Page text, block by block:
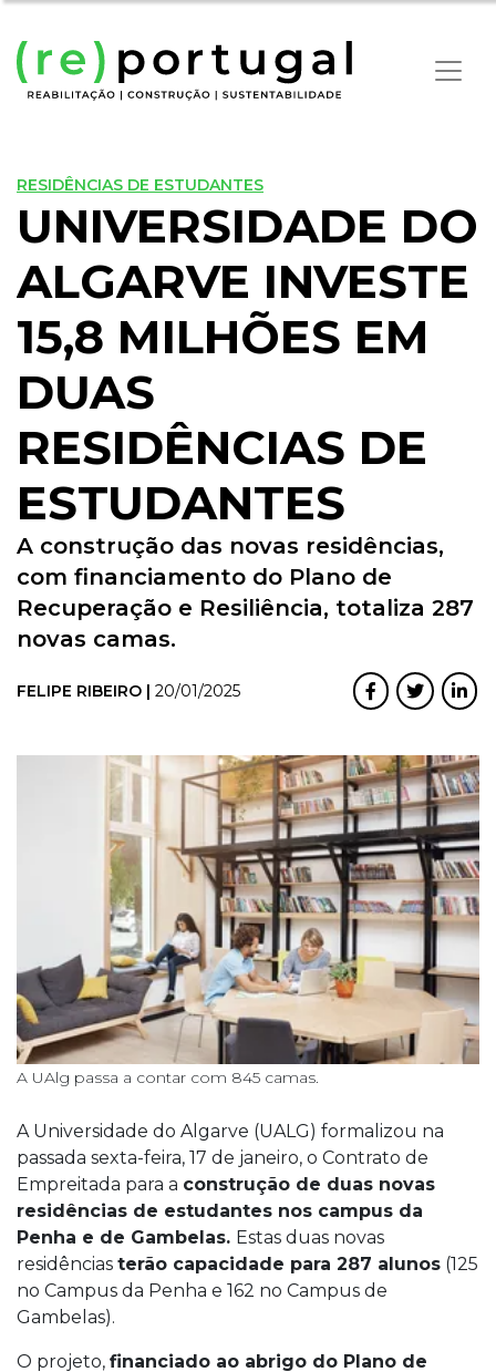
RESIDÊNCIAS DE ESTUDANTES
UNIVERSIDADE DO
ALGARVE INVESTE
15,8 MILHÕES EM
DUAS
RESIDÊNCIAS DE
ESTUDANTES
A construção das novas residências,
com financiamento do Plano de
Recuperação e Resiliência, totaliza 287
novas camas.
FELIPE RIBEIRO | 20/01/2025
A UAlg passa a contar com 845 camas.
A Universidade do Algarve (UALG) formalizou na
passada sexta-feira, 17 de janeiro, o Contrato de
Empreitada para a construção de duas novas
residências de estudantes nos campus da
Penha e de Gambelas. Estas duas novas
residências terão capacidade para 287 alunos (125
no Campus da Penha e 162 no Campus de
Gambelas).
O projeto, financiado ao abrigo do Plano de